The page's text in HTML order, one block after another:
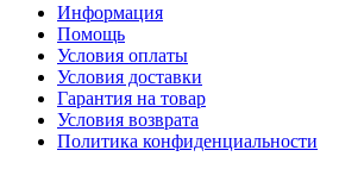
Информация
Помощь
Условия оплаты
Условия доставки
Гарантия на товар
Условия возврата
Политика конфиденциальности